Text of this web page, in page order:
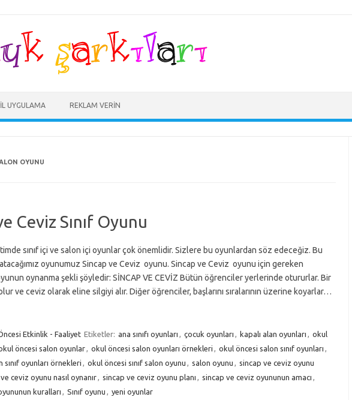
UYGULAMA REKLAM VERIN
OYUNU
Ceviz Sınıf Oyunu
sınıf içi ve salon içi oyunlar çok önemlidir. Sizlere bu oyunlardan söz edeceğiz. Bu
oyunumuz Sincap ve Ceviz oyunu. Sincap ve Ceviz oyunu için gereken
oynanma şekli şöyledir: SİNCAP VE CEVİZ Bütün öğrenciler yerlerinde otururlar. Bir
ve ceviz olarak eline silgiyi alır. Diğer öğrenciler, başlarını sıralarının üzerine koyarlar…
Etkinlik - Faaliyet Etiketler: ana sınıfı oyunları , çocuk oyunları , kapalı alan oyunları , okul
öncesi salon oyunlar, okul öncesi salon oyunları örnekleri , okul öncesi salon sınıf oyunları ,
oyunları örnekleri , okul öncesi sınıf salon oyunu , salon oyunu , sincap ve ceviz oyunu
ceviz oyunu nasıl oynanır, sincap ve ceviz oyunu planı , sincap ve ceviz oyununun amacı ,
kuralları , Sınıf oyunu , yeni oyunlar